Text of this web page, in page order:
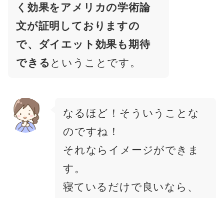
く効果をアメリカの学術論
文が証明しておりますの
で、ダイエット効果も期待
できる ということです。
なるほど！そういうことな
のですね！
それならイメージができま
す。
寝ているだけで良いなら、